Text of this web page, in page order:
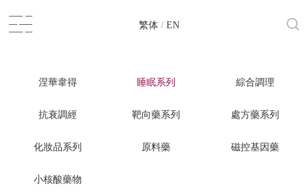
繁体/ EN
涅華韋得 睡眠系列 綜合調理
抗衰調經 靶向藥系列 處方藥系列
化妝品系列 原料藥 磁控基因藥
小核酸藥物